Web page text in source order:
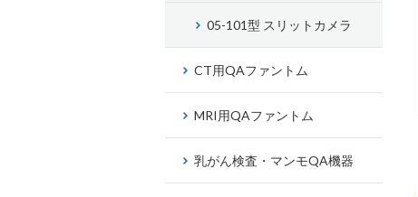
05-101型 スリットカメラ
CT用QAファントム
MRI用QAファントム
乳がん検査・マンモQA機器